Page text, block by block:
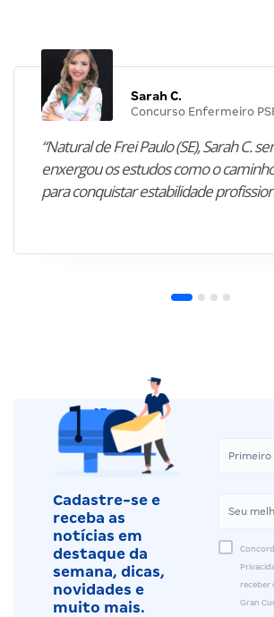
Sarah C.
Concurso Enfermeiro
“Natural de Frei Paulo (SE), Sarah C.
enxergou os estudos como o
para conquistar estabilidade
Cadastre-se e
receba as
notícias em
destaque da
semana, dicas,
novidades e
muito mais.
receber
Gran